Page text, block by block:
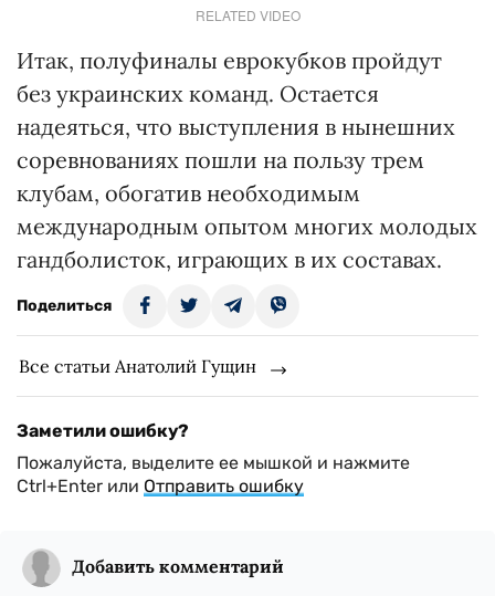
RELATED VIDEO
Итак, полуфиналы еврокубков пройдут
без украинских команд. Остается
надеяться, что выступления в нынешних
соревнованиях пошли на пользу трем
клубам, обогатив необходимым
международным опытом многих молодых
гандболисток, играющих в их составах.
Поделиться
Все статьи Анатолий Гущин
Заметили ошибку?
Пожалуйста, выделите ее мышкой и нажмите
Ctrl+Enter или Отправить ошибку
Добавить комментарий